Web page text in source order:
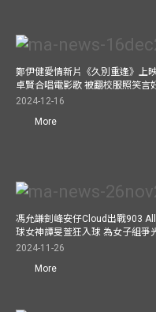
鄭伊健愛情新片《久別重逢》上
卓賢合唱電影歌 被翻校服照笑言
2024-12-16
More
馮允謙釗峰安仔Cloud出戰903
球女神譚旻萱狂入球 為女子組爭
2024-11-26
More